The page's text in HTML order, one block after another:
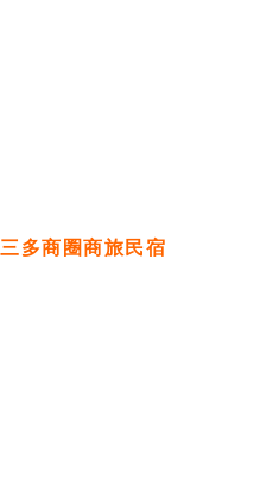
三多商圈商旅民宿